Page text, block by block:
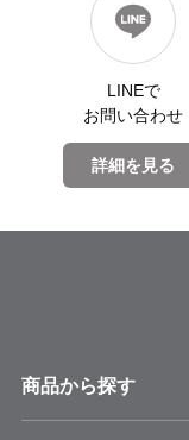
LINEで
お問い合わせ
詳細を見る
商品から探す